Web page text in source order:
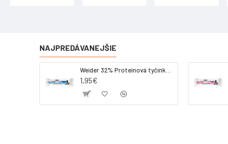
NAJPREDÁVANEJŠIE
1,95€